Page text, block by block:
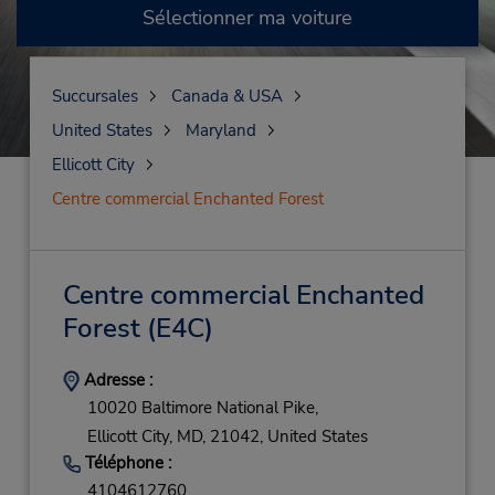
Sélectionner ma voiture
Succursales
Canada & USA
United States
Maryland
Ellicott City
Centre commercial Enchanted Forest
Centre commercial Enchanted
Forest(E4C)
Adresse :
10020 Baltimore National Pike,
Ellicott City, MD, 21042, United States
Téléphone :